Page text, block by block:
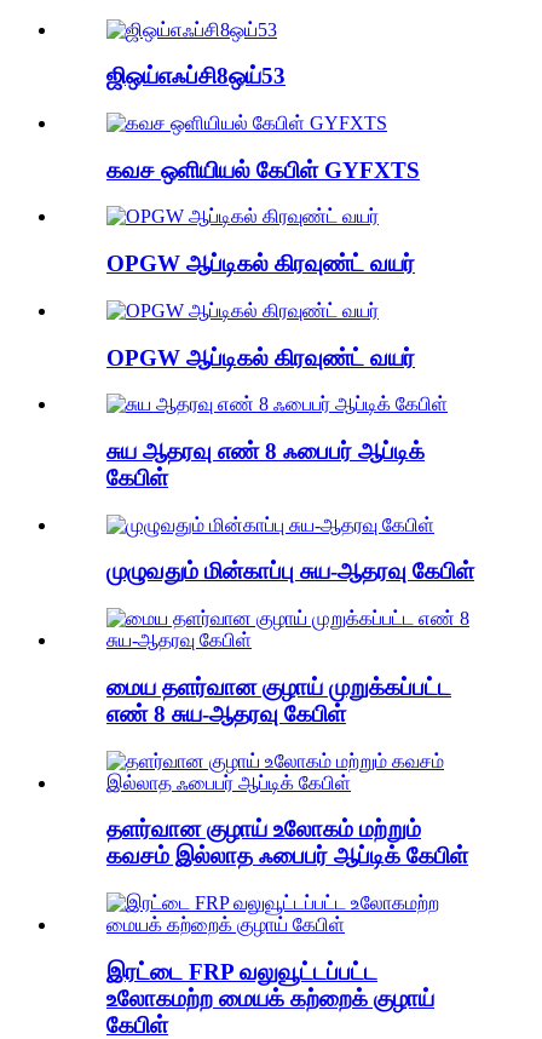
ஜிஒய்எஃப்சி8ஒய்53
கவச ஒளியியல் கேபிள் GYFXTS
OPGW ஆப்டிகல் கிரவுண்ட் வயர்
OPGW ஆப்டிகல் கிரவுண்ட் வயர்
சுய ஆதரவு எண் 8 ஃபைபர் ஆப்டிக்
கேபிள்
முழுவதும் மின்காப்பு சுய-ஆதரவு கேபிள்
மைய தளர்வான குழாய் முறுக்கப்பட்ட
எண் 8 சுய-ஆதரவு கேபிள்
தளர்வான குழாய் உலோகம் மற்றும்
கவசம் இல்லாத ஃபைபர் ஆப்டிக் கேபிள்
இரட்டை FRP வலுவூட்டப்பட்ட
உலோகமற்ற மையக் கற்றைக் குழாய்
கேபிள்